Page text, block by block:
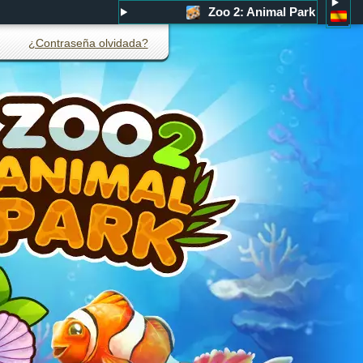
Zoo 2: Animal Park
¿Contraseña olvidada?